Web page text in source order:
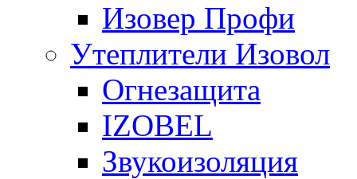
Изовер Профи
Утеплители Изовол
Огнезащита
IZOBEL
Звукоизоляция